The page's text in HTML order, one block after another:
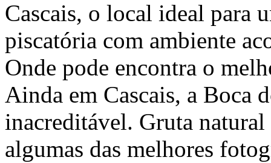
Cascais, o local ideal para
piscatória com ambiente
Onde pode encontra o
Ainda em Cascais, a Boca
inacreditável. Gruta
algumas das melhores